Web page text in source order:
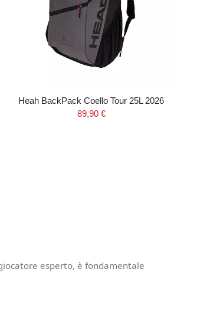
Heah BackPack Coello Tour 25L 2026
89,90 €
esperto, è fondamentale